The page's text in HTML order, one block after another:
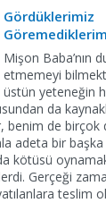
Gördüklerimiz
Mişon Baba’nın
etmemeyi
üstün yeteneğin
da
benim de birçok
adeta bir
kötüsü
Gerçeği
teslim